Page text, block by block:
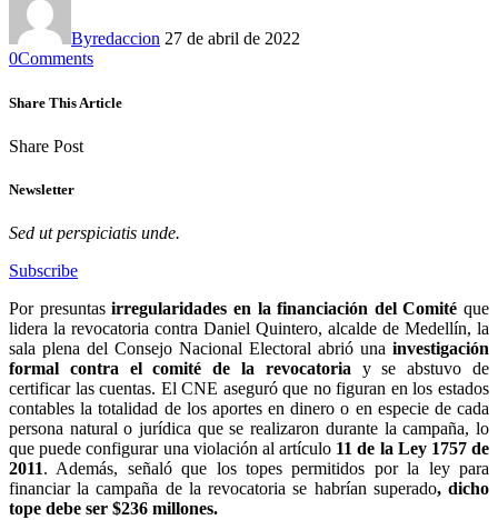
Byredaccion 27 de abril de 2022
0Comments
Share This Article
Share Post
Newsletter
Sed ut perspiciatis unde.
Subscribe
Por presuntasirregularidades en la financiación del Comité que
lidera la revocatoria contra Daniel Quintero, alcalde de Medellín, la
sala plena del Consejo Nacional Electoral abrió una investigación
formal contra el comité de la revocatoria y se abstuvo de
certificar las cuentas. El CNE aseguró que no figuran en los estados
contables la totalidad de los aportes en dinero o en especie de cada
persona natural o jurídica que se realizaron durante la campaña, lo
que puede configurar una violación al artículo 11 de la Ley 1757 de
2011. Además, señaló que los topes permitidos por la ley para
financiar la campaña de la revocatoria se habrían superado, dicho
tope debe ser $236 millones.